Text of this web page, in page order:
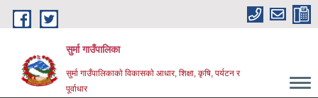
Skip to main content
सुर्मा गाउँपालिका
सुर्मा गाउँपालिकाकाे विकासकाे आधार, शिक्षा, कृषि, पर्यटन र
पूर्वाधार